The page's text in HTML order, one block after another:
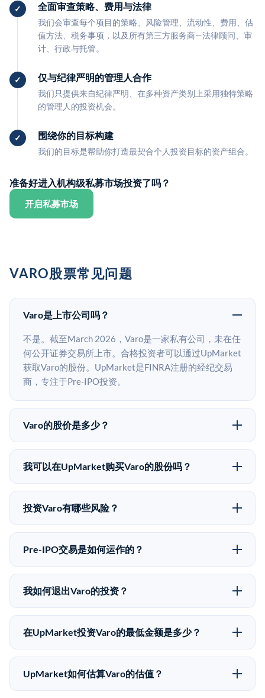
全面审查策略、费用与法律
我们会审查每个项目的策略、风险管理、流动性、费用、估
值方法、税务事项，以及所有第三方服务商—法律顾问、审
计、行政与托管。
仅与纪律严明的管理人合作
我们只提供来自纪律严明、在多种资产类别上采用独特策略
的管理人的投资机会。
围绕你的目标构建
我们的目标是帮助你打造最契合个人投资目标的资产组合。
准备好进入机构级私募市场投资了吗？
开启私募市场
VARO股票常见问题
Varo是上市公司吗？
不是。截至March 2026，Varo是一家私有公司，未在任
何公开证券交易所上市。合格投资者可以通过UpMarket
获取Varo的股份。UpMarket是FINRA注册的经纪交易
商，专注于Pre-IPO投资。
Varo的股价是多少？
Varo没有公开股价，因为它是一家私有公司。最近的已
知股价来自其最近一轮融资。 二级市场上的Pre-IPO股
同。
我可以在UpMarket购买Varo的股份吗？
可以。合格投资者可以通过填写本页表单或在
upmarket.co创建账户来表达对Varo股份的投资意向。所
50,000美元。UpMarket是FINRA注册的经纪交易商，
自2019年以来已经纪超过5亿美元的另类投资。
投资Varo有哪些风险？
Pre-IPO投资存在重大风险。Varo的股份流动性低，意味
着没有公开市场可以快速出售。不存在确定的退出时间
能全部损失的准备。私有公司的估值在融资轮次之间可
能大幅波动。投资者应在投资前咨询其财务顾问并审阅
Pre-IPO交易是如何运作的？
在Pre-IPO交易中，合格投资者通过二级市场平台从现有
股东（如员工、早期投资者或其他持有人）处购买股
为FINRA注册的经纪交易商促成这些交易，代表双方处
理合规、文件和结算事宜。
我如何退出Varo的投资？
Pre-IPO持股主要有两种退出途径：在二级市场将股份出
售给其他买家，或持有直到公司完成IPO或被收购。两
市场条件。任何退出的时间都是不可预测的，投资者应
做好多年持有的准备。
在UpMarket投资Varo的最低金额是多少？
UpMarket上大多数Pre-IPO产品的最低投资金额为
50,000美元。具体金额可能因产品和股份供应情况而有
UpMarket如何估算Varo的估值？